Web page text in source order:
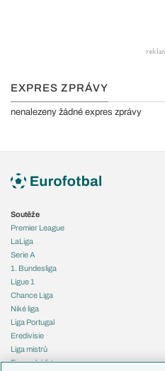
EXPRES ZPRÁVY
nenalezeny žádné expres zprávy
Soutěže
Premier League
LaLiga
Serie A
1. Bundesliga
Ligue 1
Chance Liga
Niké liga
Liga Portugal
Eredivisie
Liga mistrů
Evropská liga